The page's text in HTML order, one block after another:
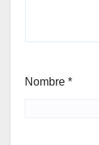
Nombre *